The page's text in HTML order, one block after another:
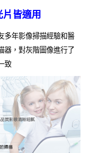
皆適用
多年影像掃描經驗和醫
器，對灰階圖像進行了
致